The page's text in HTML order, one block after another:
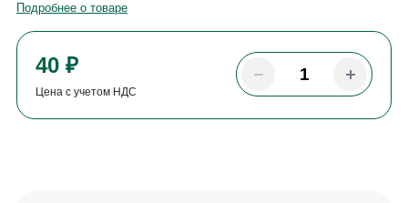
40 ₽
Цена с учетом НДС
Подробнее о товаре